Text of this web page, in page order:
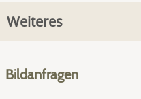
Weiteres
Bildanfragen